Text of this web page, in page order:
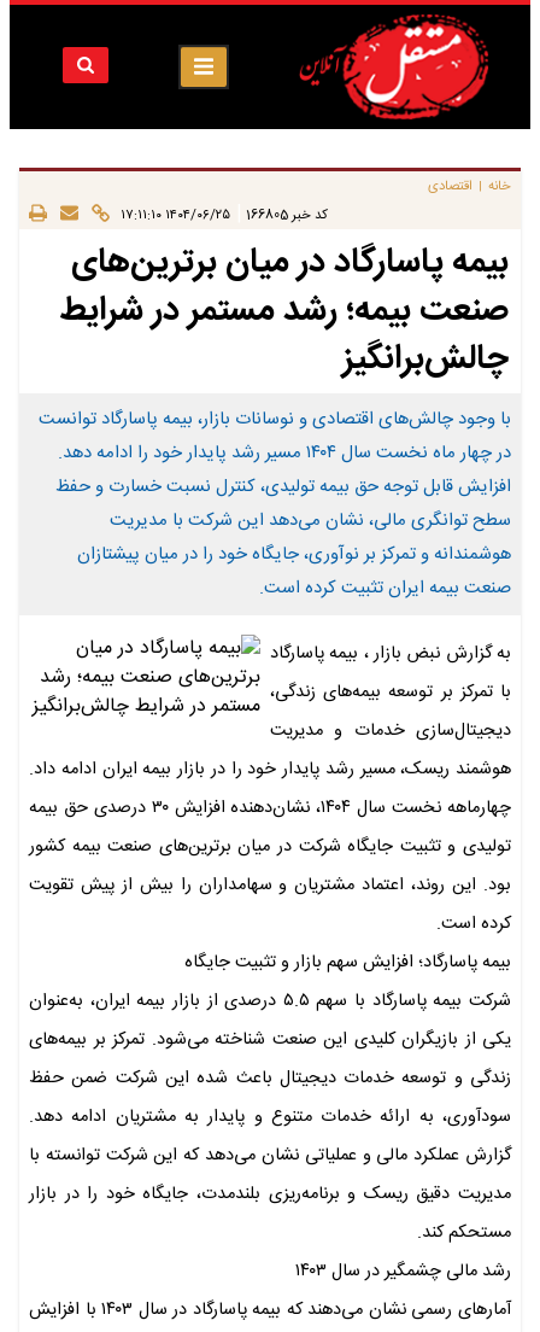
خانه | اقتصادی
کد خبر 166805 ۱۴۰۴/۰۶/۲۵ ۱۷:۱۱:۱۰
بیمه پاسارگاد در میان برترین‌های
صنعت بیمه؛ رشد مستمر در شرایط
چالش‌برانگیز
با وجود چالش‌های اقتصادی و نوسانات بازار، بیمه پاسارگاد توانست
در چهار ماه نخست سال ۱۴۰۴ مسیر رشد پایدار خود را ادامه دهد.
افزایش قابل توجه حق بیمه تولیدی، کنترل نسبت خسارت و حفظ
سطح توانگری مالی، نشان می‌دهد این شرکت با مدیریت
هوشمندانه و تمرکز بر نوآوری، جایگاه خود را در میان پیشتازان
صنعت بیمه ایران تثبیت کرده است.
به گزارش نبض بازار ، بیمه پاسارگاد
با تمرکز بر توسعه بیمه‌های زندگی،
دیجیتال‌سازی خدمات و مدیریت
هوشمند ریسک، مسیر رشد پایدار خود را در بازار بیمه ایران ادامه داد.
چهارماهه نخست سال ۱۴۰۴، نشان‌دهنده افزایش ۳۰ درصدی حق بیمه
تولیدی و تثبیت جایگاه شرکت در میان برترین‌های صنعت بیمه کشور
بود. این روند، اعتماد مشتریان و سهامداران را بیش از پیش تقویت
کرده است.
بیمه پاسارگاد؛ افزایش سهم بازار و تثبیت جایگاه
شرکت بیمه پاسارگاد با سهم ۵.۵ درصدی از بازار بیمه ایران، به‌عنوان
یکی از بازیگران کلیدی این صنعت شناخته می‌شود. تمرکز بر بیمه‌های
زندگی و توسعه خدمات دیجیتال باعث شده این شرکت ضمن حفظ
سودآوری، به ارائه خدمات متنوع و پایدار به مشتریان ادامه دهد.
گزارش عملکرد مالی و عملیاتی نشان می‌دهد که این شرکت توانسته با
مدیریت دقیق ریسک و برنامه‌ریزی بلندمدت، جایگاه خود را در بازار
مستحکم کند.
رشد مالی چشمگیر در سال ۱۴۰۳
آمار‌های رسمی نشان می‌دهند که بیمه پاسارگاد در سال ۱۴۰۳ با افزایش